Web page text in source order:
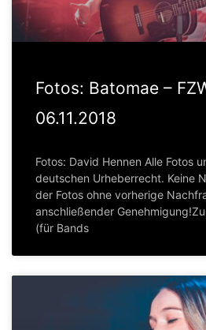
Fotos: Batomae –
06.11.2018
Fotos: David Hennen Alle Fotos
deutschen Urheberrecht. Keine
der Fotos ohne vorherige
anschließender
(für Bands